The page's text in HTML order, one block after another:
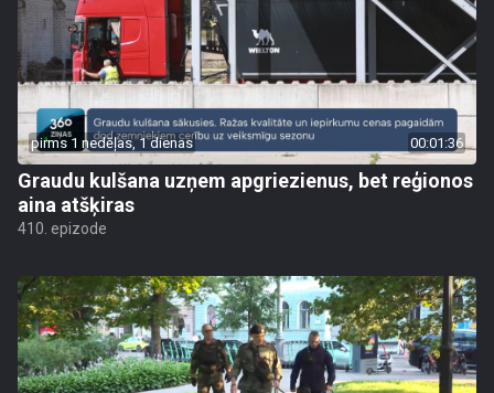
pirms 1 nedēļas, 1 dienas 00:01:36
Graudu kulšana uzņem apgriezienus, bet reģionos
aina atšķiras
410. epizode